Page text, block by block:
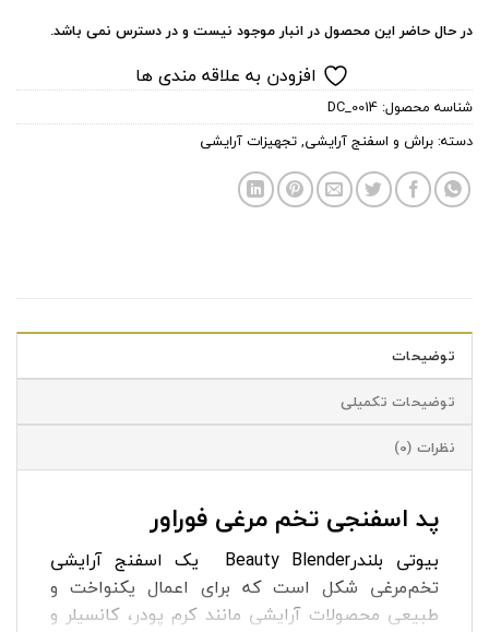
در حال حاضر این محصول در انبار موجود نیست و در دسترس نمی باشد.
افزودن به علاقه مندی ها
شناسه محصول: DC_0014
دسته: براش و اسفنج آرایشی,تجهیزات آرایشی
توضیحات
توضیحات تکمیلی
نظرات (0)
پد اسفنجی تخم مرغی فوراور
بیوتی بلندرBeauty Blender یک اسفنج آرایشی
تخم‌مرغی شکل است که برای اعمال یکنواخت و
طبیعی محصولات آرایشی مانند کرم پودر، کانسیلر و